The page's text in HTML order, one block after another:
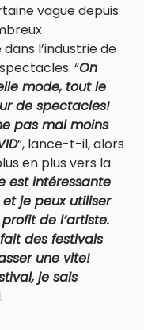
vague depuis
l’industrie de
“On
mode, tout le
de spectacles!
pas mal moins
”, lance-t-il, alors
en plus vers la
est intéressante
je peux utiliser
de l’artiste.
des festivals
une vite!
je sais